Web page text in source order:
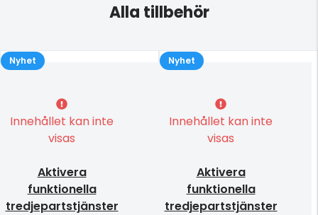
Alla tillbehör
Innehållet kan inte
visas
Aktivera
funktionella
tredjepartstjänster
Nyhet
Innehållet kan inte
visas
Aktivera
funktionella
tredjepartstjänster
Nyhet